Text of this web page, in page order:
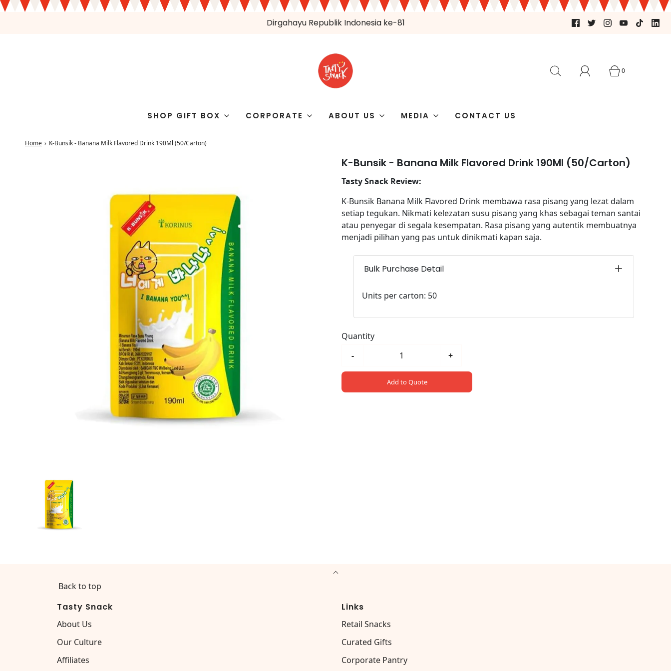
Dirgahayu Republik Indonesia ke-81
0
SHOP GIFT BOX CORPORATE ABOUT US MEDIA CONTACT US
Home › K-Bunsik - Banana Milk Flavored Drink 190Ml (50/Carton)
K-Bunsik - Banana Milk Flavored Drink 190Ml (50/Carton)
Tasty Snack Review:
K-Bunsik Banana Milk Flavored Drink membawa rasa pisang yang lezat dalam
setiap tegukan. Nikmati kelezatan susu pisang yang khas sebagai teman santai
atau penyegar di segala kesempatan. Rasa pisang yang autentik membuatnya
menjadi pilihan yang pas untuk dinikmati kapan saja.
Bulk Purchase Detail
Units per carton: 50
Quantity
-
+
Add to Quote
Back to top
Tasty Snack
About Us
Our Culture
Affiliates
Links
Retail Snacks
Curated Gifts
Corporate Pantry